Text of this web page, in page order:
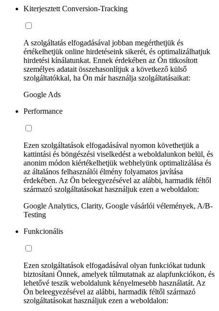
Kiterjesztett Conversion-Tracking
A szolgáltatás elfogadásával jobban megérthetjük és
értékelhetjük online hirdetéseink sikerét, és optimalizálhatjuk
hirdetési kínálatunkat. Ennek érdekében az Ön titkosított
személyes adatait összehasonlítjuk a következő külső
szolgáltatókkal, ha Ön már használja szolgáltatásaikat:
Google Ads
Performance
Ezen szolgáltatások elfogadásával nyomon követhetjük a
kattintási és böngészési viselkedést a weboldalunkon belül, és
anonim módon kiértékelhetjük webhelyünk optimalizálása és
az általános felhasználói élmény folyamatos javítása
érdekében. Az Ön beleegyezésével az alábbi, harmadik féltől
származó szolgáltatásokat használjuk ezen a weboldalon:
Google Analytics, Clarity, Google vásárlói vélemények, A/B-
Testing
Funkcionális
Ezen szolgáltatások elfogadásával olyan funkciókat tudunk
biztosítani Önnek, amelyek túlmutatnak az alapfunkciókon, és
lehetővé teszik weboldalunk kényelmesebb használatát. Az
Ön beleegyezésével az alábbi, harmadik féltől származó
szolgáltatásokat használjuk ezen a weboldalon: